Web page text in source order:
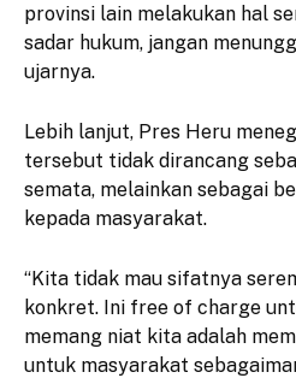
provinsi lain melakukan hal
sadar hukum, jangan
ujarnya.
Lebih lanjut, Pres Heru
tersebut tidak dirancang
semata, melainkan sebagai
kepada masyarakat.
“Kita tidak mau sifatnya
konkret. Ini free of charge
memang niat kita adalah
untuk masyarakat